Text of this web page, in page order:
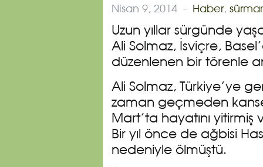
Nisan 9, 2014 - Haber,
Uzun yıllar sürgünde
Ali Solmaz, İsviçre,
düzenlenen bir törenle
Ali Solmaz, Türkiye’ye
zaman geçmeden
Mart’ta hayatını
Bir yıl önce de ağbisi
nedeniyle ölmüştü.